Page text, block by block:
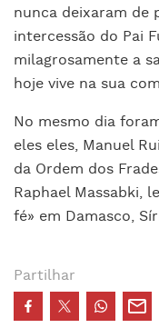
nunca deixaram de
intercessão do Pai
milagrosamente a
hoje vive na sua
No mesmo dia
eles eles, Manuel
da Ordem dos
Raphael Massabki,
fé» em Damasco,
Partilhar